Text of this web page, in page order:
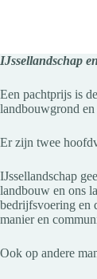
IJssellandschap
Een pachtprijs is
landbouwgrond
Er zijn twee
IJssellandschap
landbouw en ons
bedrijfsvoering en
manier en
Ook op andere